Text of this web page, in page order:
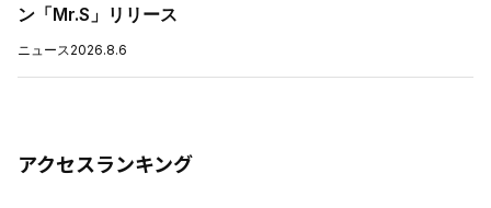
ン「Mr.S」リリース
ニュース2026.8.6
アクセスランキング